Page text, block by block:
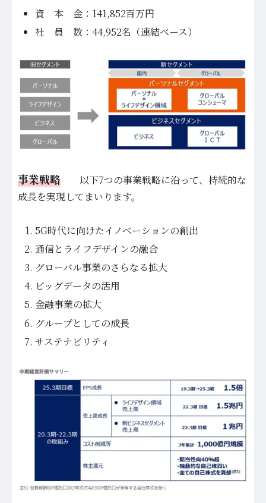
資 本 金：141,852百万円
社 員 数：44,952名（連結ベース）
事業戦略
以下7つの事業戦略に沿って、持続的な
成長を実現してまいります。
5G時代に向けたイノベーションの創出
通信とライフデザインの融合
グローバル事業のさらなる拡大
ビッグデータの活用
金融事業の拡大
グループとしての成長
サステナビリティ